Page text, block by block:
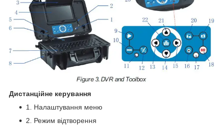
Дистанційне керування
1. Налаштування меню
2. Режим відтворення